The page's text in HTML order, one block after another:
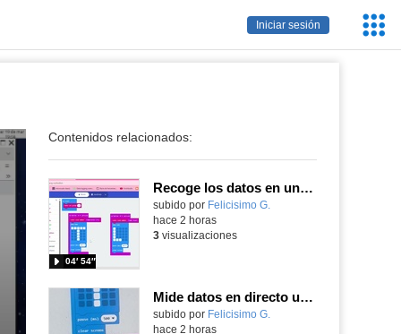
Iniciar sesión
Contenidos relacionados:
Recoge los datos en una gráfica programando tu placa microbit con MakeCode y conoce la Tª y nivel de luz en este eclipse
Contenido educativo.
subido por Felicisimo G.
04′ 54″
hace 2 horas
3visualizaciones
Mide datos en directo usando tu placa microbit y programando con MakeCode dos placas conectadas por radio
Contenido educativo.
subido por Felicisimo G.
hace 2 horas